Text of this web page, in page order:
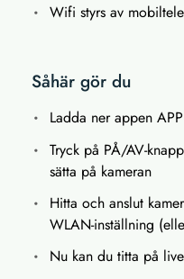
Wifi styrs av
Såhär gör du
Ladda ner appen
Tryck på PÅ/AV-
sätta på kameran
Hitta och anslut
WLAN-inställning
Nu kan du titta på